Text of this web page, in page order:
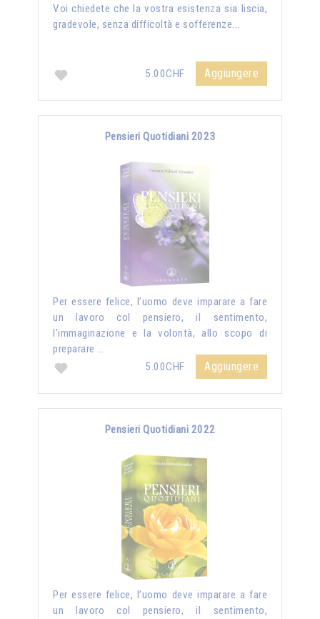
Voi chiedete che la vostra esistenza sia liscia,
gradevole, senza difficoltà e sofferenze...
5.00CHF Aggiungere
Pensieri Quotidiani 2023
Per essere felice, l’uomo deve imparare a fare
un lavoro col pensiero, il sentimento,
l’immaginazione e la volontà, allo scopo di
preparare …
5.00CHF
Aggiungere
Pensieri Quotidiani 2022
Per essere felice, l’uomo deve imparare a fare
un lavoro col pensiero, il sentimento,